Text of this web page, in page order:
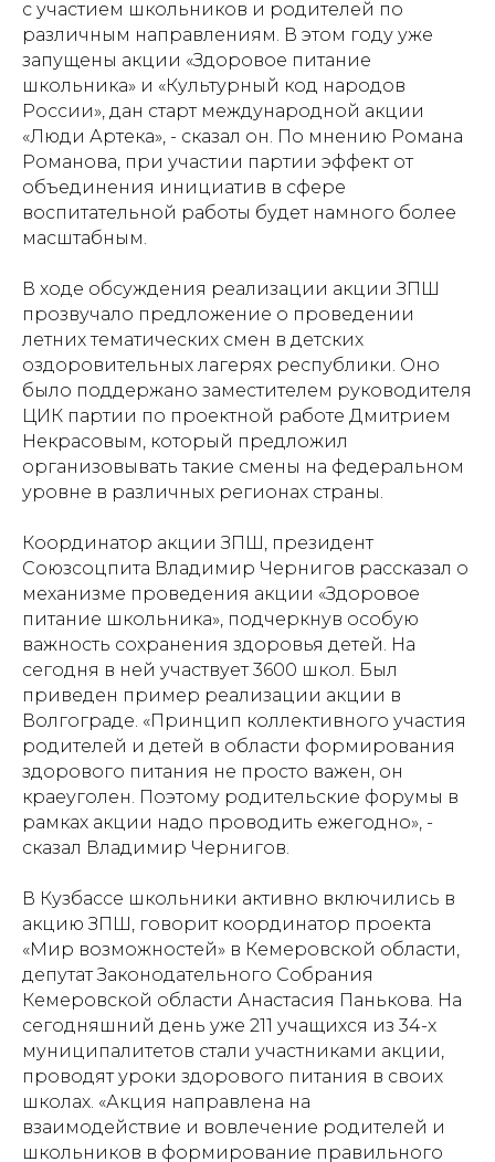
с участием школьников и родителей по
различным направлениям. В этом году уже
запущены акции «Здоровое питание
школьника» и «Культурный код народов
России», дан старт международной акции
«Люди Артека», - сказал он. По мнению Романа
Романова, при участии партии эффект от
объединения инициатив в сфере
воспитательной работы будет намного более
масштабным.
В ходе обсуждения реализации акции ЗПШ
прозвучало предложение о проведении
летних тематических смен в детских
оздоровительных лагерях республики. Оно
было поддержано заместителем руководителя
ЦИК партии по проектной работе Дмитрием
Некрасовым, который предложил
организовывать такие смены на федеральном
уровне в различных регионах страны.
Координатор акции ЗПШ, президент
Союзсоцпита Владимир Чернигов рассказал о
механизме проведения акции «Здоровое
питание школьника», подчеркнув особую
важность сохранения здоровья детей. На
сегодня в ней участвует 3600 школ. Был
приведен пример реализации акции в
Волгограде. «Принцип коллективного участия
родителей и детей в области формирования
здорового питания не просто важен, он
краеуголен. Поэтому родительские форумы в
рамках акции надо проводить ежегодно», -
сказал Владимир Чернигов.
В Кузбассе школьники активно включились в
акцию ЗПШ, говорит координатор проекта
«Мир возможностей» в Кемеровской области,
депутат Законодательного Собрания
Кемеровской области Анастасия Панькова. На
сегодняшний день уже 211 учащихся из 34-х
муниципалитетов стали участниками акции,
проводят уроки здорового питания в своих
школах. «Акция направлена на
взаимодействие и вовлечение родителей и
школьников в формирование правильного